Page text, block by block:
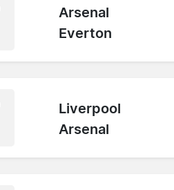
Arsenal
Everton
Liverpool
Arsenal